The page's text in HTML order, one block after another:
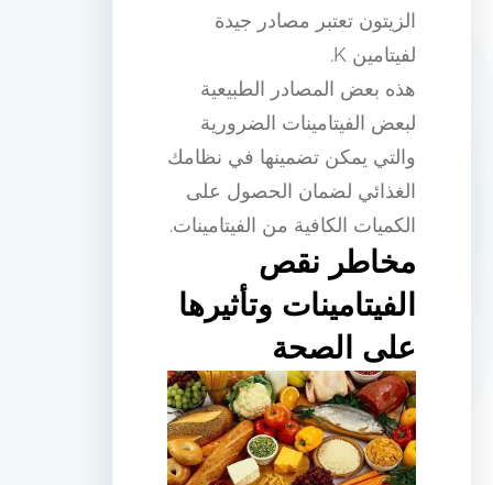
الزيتون تعتبر مصادر جيدة
لفيتامين K.
هذه بعض المصادر الطبيعية
لبعض الفيتامينات الضرورية
والتي يمكن تضمينها في نظامك
الغذائي لضمان الحصول على
الكميات الكافية من الفيتامينات.
مخاطر نقص
الفيتامينات وتأثيرها
على الصحة